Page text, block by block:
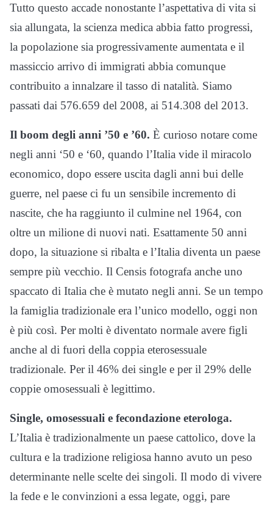
Tutto questo accade nonostante l’aspettativa di vita si
sia allungata, la scienza medica abbia fatto progressi,
la popolazione sia progressivamente aumentata e il
massiccio arrivo di immigrati abbia comunque
contribuito a innalzare il tasso di natalità. Siamo
passati dai 576.659 del 2008, ai 514.308 del 2013.
Il boom degli anni ’50 e ’60. È curioso notare come
negli anni ‘50 e ‘60, quando l’Italia vide il miracolo
economico, dopo essere uscita dagli anni bui delle
guerre, nel paese ci fu un sensibile incremento di
nascite, che ha raggiunto il culmine nel 1964, con
oltre un milione di nuovi nati. Esattamente 50 anni
dopo, la situazione si ribalta e l’Italia diventa un paese
sempre più vecchio. Il Censis fotografa anche uno
spaccato di Italia che è mutato negli anni. Se un tempo
la famiglia tradizionale era l’unico modello, oggi non
è più così. Per molti è diventato normale avere figli
anche al di fuori della coppia eterosessuale
tradizionale. Per il 46% dei single e per il 29% delle
coppie omosessuali è legittimo.
Single, omosessuali e fecondazione eterologa.
L’Italia è tradizionalmente un paese cattolico, dove la
cultura e la tradizione religiosa hanno avuto un peso
determinante nelle scelte dei singoli. Il modo di vivere
la fede e le convinzioni a essa legate, oggi, pare